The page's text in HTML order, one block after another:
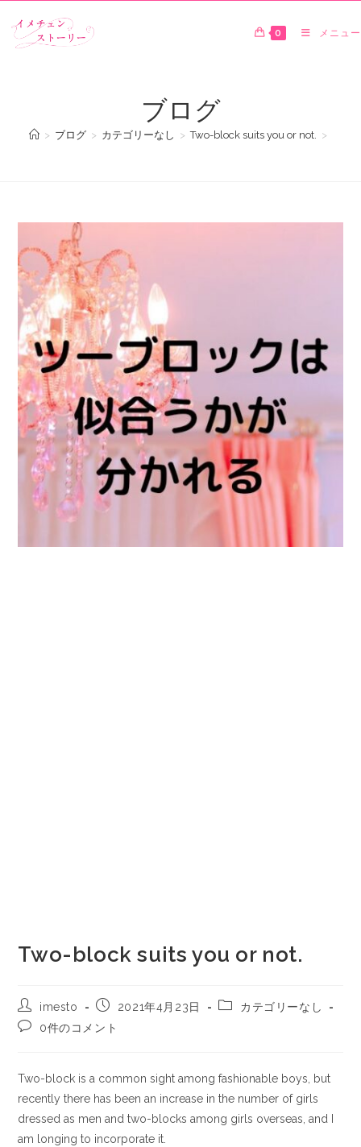
0 メニュー
ブログ
> ブログ > カテゴリーなし > Two-block suits you or not. >
Two-block suits you or not.
imesto 2021年4月23日
カテゴリーなし
0件のコメント
Two-block is a common sight among fashionable boys, but
recently there has been an increase in the number of girls
dressed as men and two-blocks among girls overseas, and I
am longing to incorporate it.